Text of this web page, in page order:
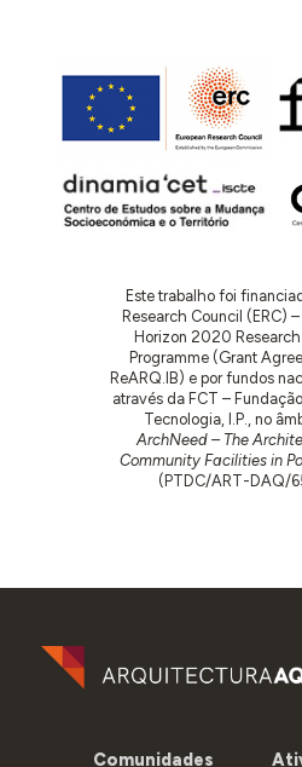
Este trabalho foi
Research Council (ERC) –
Horizon 2020
Programme (Grant
ReARQ.IB) e por fundos
através da FCT –
Tecnologia, I.P., no
ArchNeed – The
Community Facilities in
(PTDC/ART-DAQ/
Comunidades